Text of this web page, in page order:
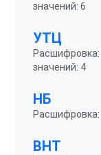
значений: 6
УТЦ
Расшифровка:
значений: 4
НБ
Расшифровка:
ВНТ